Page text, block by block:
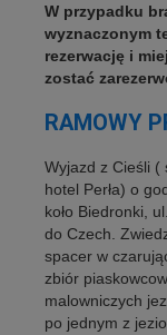
W przypadku
wyznaczonym
rezerwację i
zostać
RAMOWY
Wyjazd z Cieśli (
hotel Perła) o
koło Biedronki,
do Czech.
spacer w
zbiór
malowniczych
po jednym z